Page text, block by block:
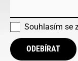
Souhlasím se
ODEBÍRAT